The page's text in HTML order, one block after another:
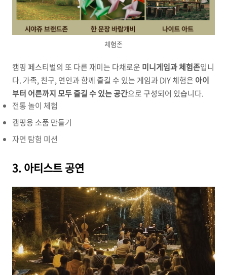
체험존
캠핑 페스티벌의 또 다른 재미는 다채로운 미니게임과 체험존입니
다. 가족, 친구, 연인과 함께 즐길 수 있는 게임과 DIY 체험은 아이
부터 어른까지 모두 즐길 수 있는 공간으로 구성되어 있습니다.
전통 놀이 체험
캠핑용 소품 만들기
자연 탐험 미션
3. 아티스트 공연